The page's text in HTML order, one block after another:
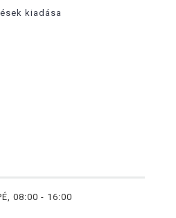
kiadása
08:00 - 16:00